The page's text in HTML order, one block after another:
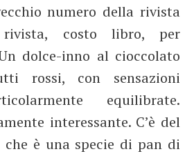
numero della rivista
costo libro, per
dolce-inno al cioccolato
rossi, con sensazioni
equilibrate.
interessante. C’è del
è una specie di pan di